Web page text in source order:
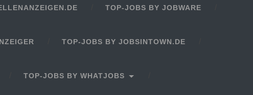
TOP-JOBS BY JOBWARE
TOP-JOBS BY JOBSINTOWN.DE
TOP-JOBS BY WHATJOBS